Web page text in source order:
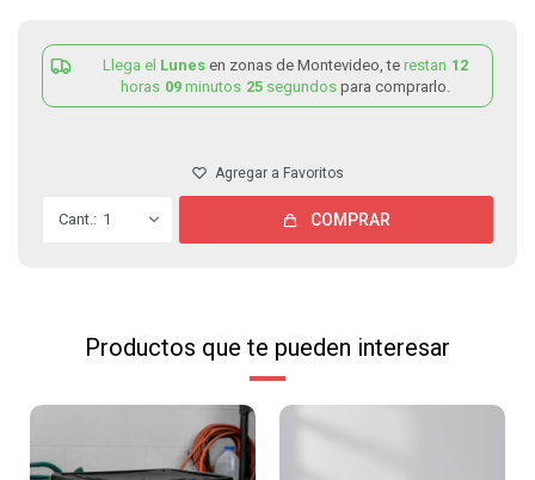
Llega el Lunes en zonas de Montevideo, te restan 12
horas 09 minutos 25 segundos para comprarlo.
1 COMPRAR
Productos que te pueden interesar